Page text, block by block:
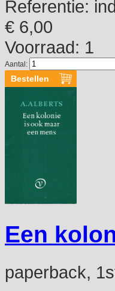
Referentie:
€ 6,00
Voorraad: 1
Aantal:
Een
paperback,